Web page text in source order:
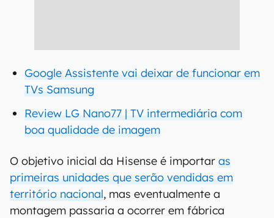
Google Assistente vai deixar de funcionar em
TVs Samsung
Review LG Nano77 | TV intermediária com
boa qualidade de imagem
O objetivo inicial da Hisense é importar as
primeiras unidades que serão vendidas em
território nacional, mas eventualmente a
montagem passaria a ocorrer em fábrica